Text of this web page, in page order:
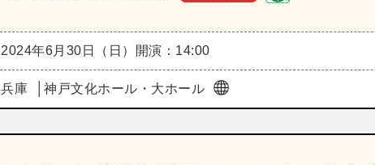
2024年6月30日（日） 開演：14:00
兵庫 神戸文化ホール・大ホール